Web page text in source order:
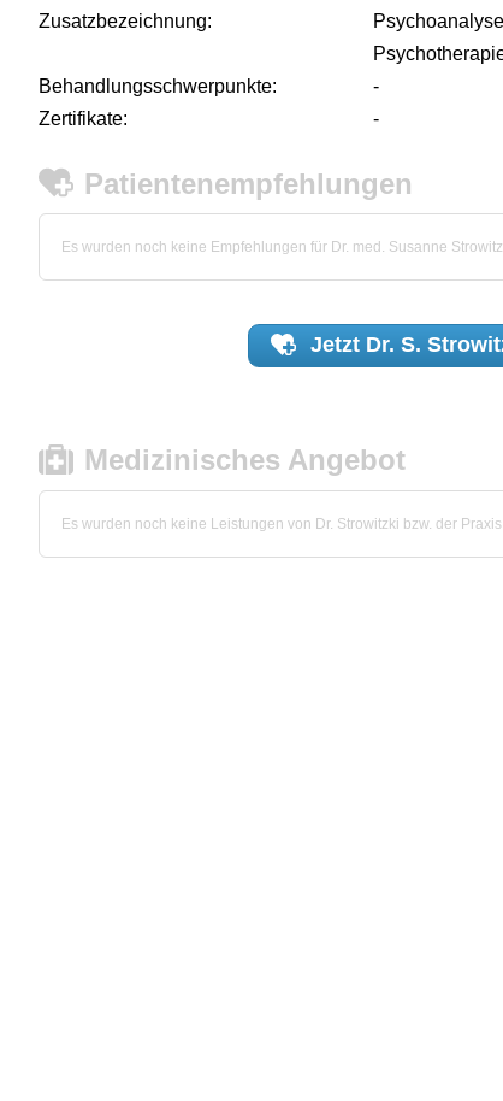
Zusatzbezeichnung:
Behandlungsschwerpunkte:
-
Zertifikate:
-
Patientenempfehlungen
Es wurden noch keine Empfehlungen für Dr. med. Susanne
Jetzt Dr. S.
Medizinisches Angebot
Es wurden noch keine Leistungen von Dr. Strowitzki bzw. der